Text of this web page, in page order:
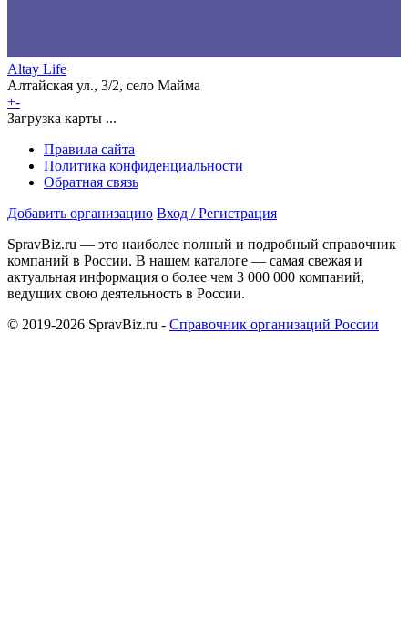
Altay Life
Алтайская ул., 3/2, село Майма
+-
Загрузка карты ...
Правила сайта
Политика конфиденциальности
Обратная связь
Добавить организацию Вход / Регистрация
SpravBiz.ru — это наиболее полный и подробный справочник
компаний в России. В нашем каталоге — самая свежая и
актуальная информация о более чем 3 000 000 компаний,
ведущих свою деятельность в России.
© 2019-2026 SpravBiz.ru - Справочник организаций России